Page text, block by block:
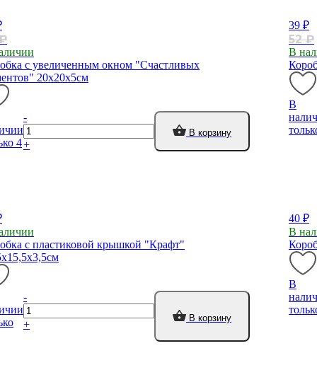
с увеличенным окном "Счастливых
20х20х5см
4
-
+
В корзину
39 ₽
52 ₽
В
В
с пластиковой крышкой "Крафт"
-
+
В корзину
40 ₽
В
В